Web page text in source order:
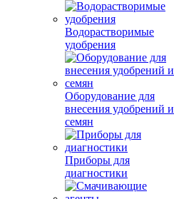
Водорастворимые
удобрения
Оборудование для
внесения удобрений и
семян
Приборы для
диагностики